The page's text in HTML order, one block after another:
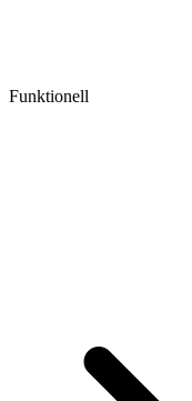
Funktionell